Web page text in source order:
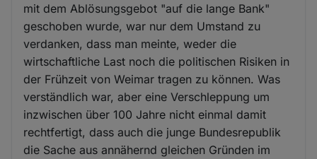
mit dem Ablösungsgebot "auf die lange Bank"
geschoben wurde, war nur dem Umstand zu
verdanken, dass man meinte, weder die
wirtschaftliche Last noch die politischen Risiken in
der Frühzeit von Weimar tragen zu können. Was
verständlich war, aber eine Verschleppung um
inzwischen über 100 Jahre nicht einmal damit
rechtfertigt, dass auch die junge Bundesrepublik
die Sache aus annähernd gleichen Gründen im